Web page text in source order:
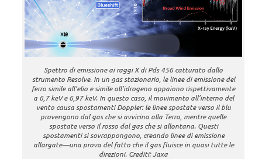
Spettro di emissione ai raggi X di Pds 456 catturato dallo
strumento Resolve. In un gas stazionario, le linee di emissione del
ferro simile all’elio e simile all’idrogeno appaiono rispettivamente
a 6,7 keV e 6,97 keV. In questo caso, il movimento all’interno del
vento causa spostamenti Doppler: le linee spostate verso il blu
provengono dal gas che si avvicina alla Terra, mentre quelle
spostate verso il rosso dal gas che si allontana. Questi
spostamenti si sovrappongono, creando linee di emissione
allargate—una prova del fatto che il gas fluisce in quasi tutte le
direzioni. Crediti: Jaxa